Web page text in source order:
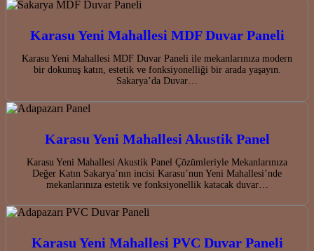
Karasu Yeni Mahallesi MDF Duvar Paneli
Karasu Yeni Mahallesi MDF Duvar Paneli ile mekanlarınıza modern
bir dokunuş katın, estetik ve fonksiyonelliği bir arada yaşayın.
Sakarya’da Duvar…
Karasu Yeni Mahallesi Akustik Panel
Karasu Yeni Mahallesi Akustik Panel Çözümleriyle Mekanlarınıza
Değer Katın Sakarya’nın incisi Karasu’nun Yeni Mahallesi’nde
mekanlarınıza estetik ve fonksiyonellik katacak duvar…
Karasu Yeni Mahallesi PVC Duvar Paneli